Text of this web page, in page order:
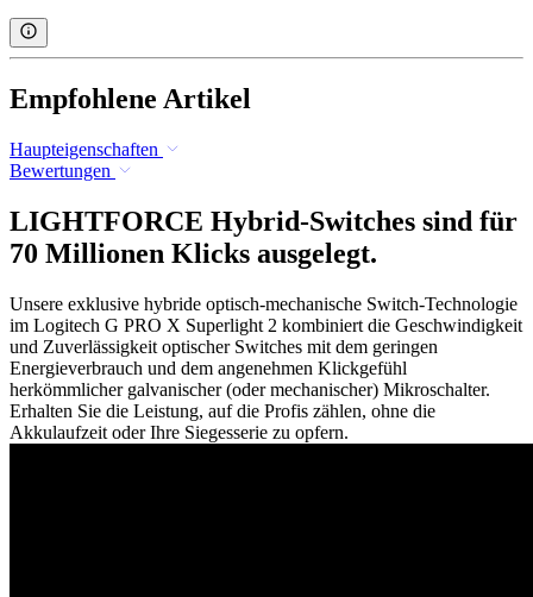
Empfohlene Artikel
Haupteigenschaften
Bewertungen
LIGHTFORCE Hybrid-Switches sind für
70 Millionen Klicks ausgelegt.
Unsere exklusive hybride optisch-mechanische Switch-Technologie
im Logitech G PRO X Superlight 2 kombiniert die Geschwindigkeit
und Zuverlässigkeit optischer Switches mit dem geringen
Energieverbrauch und dem angenehmen Klickgefühl
herkömmlicher galvanischer (oder mechanischer) Mikroschalter.
Erhalten Sie die Leistung, auf die Profis zählen, ohne die
Akkulaufzeit oder Ihre Siegesserie zu opfern.